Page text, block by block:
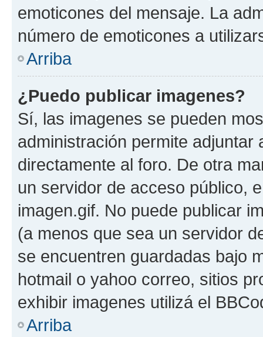
emoticones del mensaje. La
número de emoticones a
Arriba
¿Puedo publicar imagenes?
Sí, las imagenes se pueden
administración permite
directamente al foro. De otra
un servidor de acceso público,
imagen.gif. No puede publicar
(a menos que sea un servidor
se encuentren guardadas bajo
hotmail o yahoo correo, sitios
exhibir imagenes utilizá el
Arriba